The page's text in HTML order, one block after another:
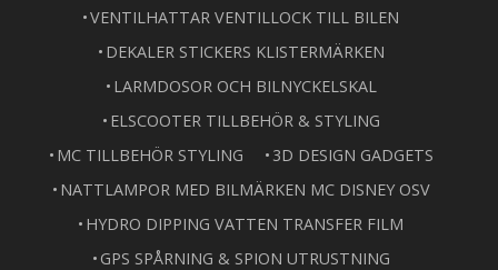
VENTILHATTAR VENTILLOCK TILL BILEN
DEKALER STICKERS KLISTERMÄRKEN
LARMDOSOR OCH BILNYCKELSKAL
ELSCOOTER TILLBEHÖR & STYLING
MC TILLBEHÖR STYLING
3D DESIGN GADGETS
NATTLAMPOR MED BILMÄRKEN MC DISNEY OSV
HYDRO DIPPING VATTEN TRANSFER FILM
GPS SPÅRNING & SPION UTRUSTNING